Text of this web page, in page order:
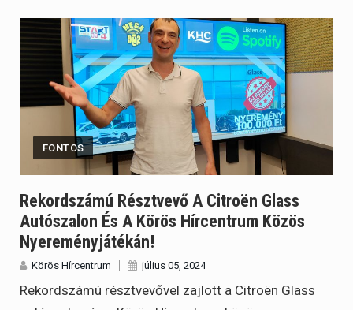
FONTOS
Rekordszámú Résztvevő A Citroën Glass
Autószalon És A Körös Hírcentrum Közös
Nyereményjátékán!
Körös Hírcentrum július 05, 2024
Rekordszámú résztvevővel zajlott a Citroën Glass